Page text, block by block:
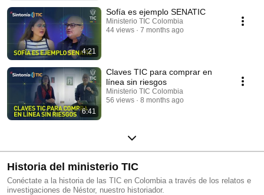
4:21
Sofía es ejemplo SENATIC
Ministerio TIC Colombia
44 views
7 months ago
6:41
Claves TIC para comprar en
línea sin riesgos
Ministerio TIC Colombia
56 views
8 months ago
Historia del ministerio TIC
Conéctate a la historia de las TIC en Colombia a través de los relatos e
investigaciones de Néstor, nuestro historiador.